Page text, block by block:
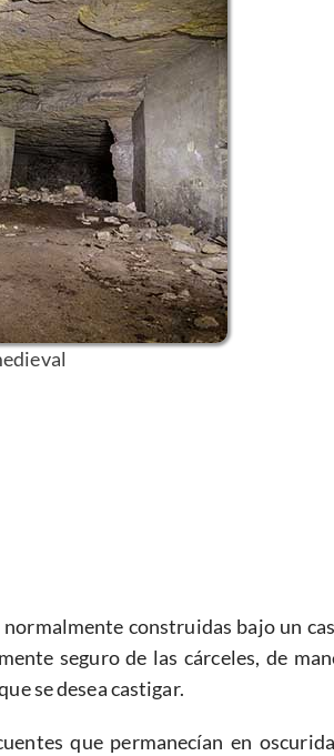
normalmente construidas bajo un
seguro de las cárceles, de
se desea castigar.
que permanecían en